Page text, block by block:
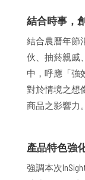
結合時事，
結合農曆年節
伙、抽菸親戚
中，呼應「強
對於情境之想
商品之影響力。
產品特色強
強調本次